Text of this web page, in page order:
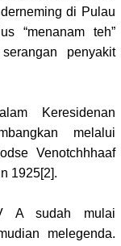
di Pulau
“menanam teh”
penyakit
Keresidenan
melalui
Venotchhhaaf
1925[2].
A sudah mulai
melegenda.